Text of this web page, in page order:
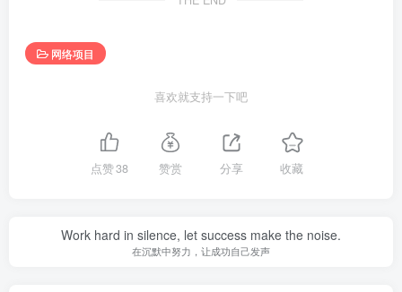
网络项目
喜欢就支持一下吧
点赞38 赞赏 分享 收藏
Work hard in silence, let success make the noise.
在沉默中努力，让成功自己发声